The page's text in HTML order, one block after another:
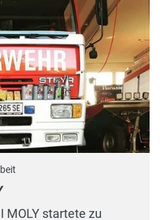
MOLY startete zu